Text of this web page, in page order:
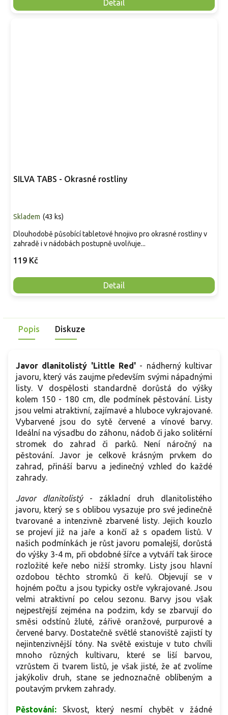
Detail
SILVA TABS - Okrasné rostliny
Skladem (43 ks)
119 Kč
Detail
Dlouhodobě působící tabletové hnojivo pro okrasné rostliny v
zahradě i v nádobách postupně uvolňuje...
Popis Diskuze
Javor dlanitolistý 'Little Red' - nádherný kultivar
javoru, který vás zaujme především svými nápadnými
listy. V dospělosti standardně dorůstá do výšky
kolem 150 - 180 cm, dle podmínek pěstování. Listy
jsou velmi atraktivní, zajímavé a hluboce vykrajované.
Vybarvené jsou do sytě červené a vínové barvy.
Ideální na výsadbu do záhonu, nádob či jako solitérní
stromek do zahrad či parků. Není náročný na
pěstování. Javor je celkově krásným prvkem do
zahrad, přináší barvu a jedinečný vzhled do každé
zahrady.
Javor dlanitolistý -
základní druh dlanitolistého
javoru, který se s oblibou vysazuje pro své jedinečně
tvarované a intenzivně zbarvené listy. Jejich kouzlo
se projeví již na jaře a končí až s opadem listů. V
našich podmínkách je růst javoru pomalejší, dorůstá
do výšky 3-4 m, při obdobné šířce a vytváří tak široce
rozložité keře nebo nižší stromky. Listy jsou hlavní
ozdobou těchto stromků či keřů. Objevují se v
hojném počtu a jsou typicky ostře vykrajované. Jsou
velmi atraktivní po celou sezonu. Barvy jsou však
nejpestřejší zejména na podzim, kdy se zbarvují do
směsi odstínů žluté, zářivě oranžové, purpurové a
červené barvy. Dostatečně světlé stanoviště zajistí ty
nejintenzivnější tóny. Na světě existuje v tuto chvíli
mnoho různých kultivaru, které se liší barvou,
vzrůstem či tvarem listů, je však jisté, že ať zvolíme
jakýkoliv druh, stane se jednoznačně oblíbeným a
poutavým prvkem zahrady.
Pěstování:
Skvost, který nesmí chybět v žádné